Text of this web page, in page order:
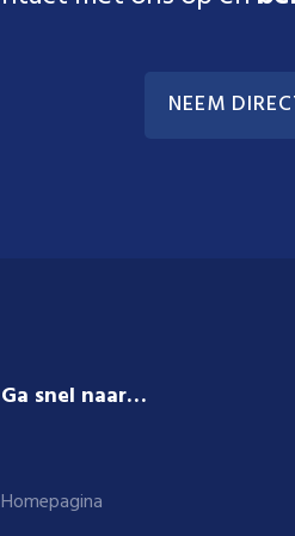
NEEM
Ga snel naar…
Homepagina